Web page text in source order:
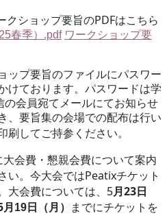
クショップ要旨のPDFはこちら
春季）.pdf ワークショップ要
ップ要旨のファイルにパスワー
けております。パスワードは学
会員宛てメールにてお知らせ
、要旨集の会場での配布は行い
刷してご持参ください。
大会費・懇親会費について案内
い。今大会ではPeatixチケット
大会費については、 5月 23 日
月19日（月）
までにチケットを